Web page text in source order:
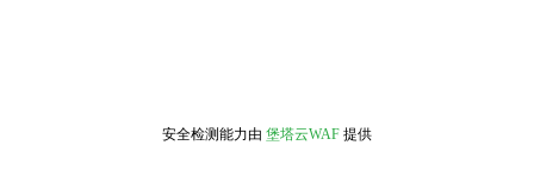
安全检测能力由 堡塔云WAF 提供